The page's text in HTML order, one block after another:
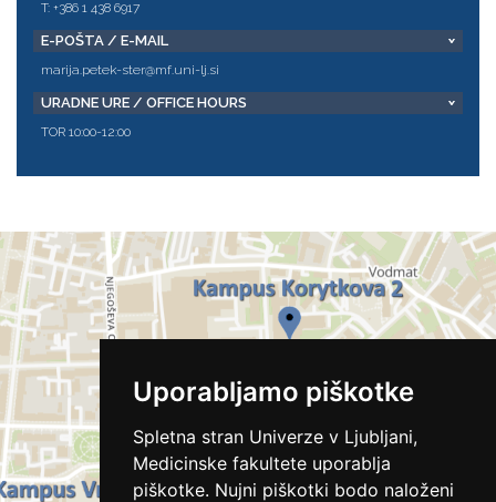
Uporabljamo piškotke
Spletna stran Univerze v Ljubljani,
Medicinske fakultete uporablja
piškotke. Nujni piškotki bodo naloženi
T: +386 1 438 6917
E-POŠTA / E-MAIL
marija.petek-ster@mf.uni-lj.si
URADNE URE / OFFICE HOURS
TOR 10:00-12:00